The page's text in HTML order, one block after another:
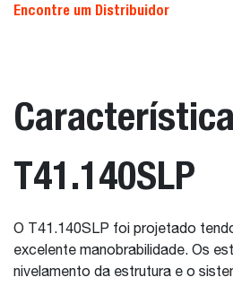
Encontre um Distribuidor
T41.140SLP
O T41.140SLP foi projetado
excelente manobrabilidade. Os
nivelamento da estrutura e o